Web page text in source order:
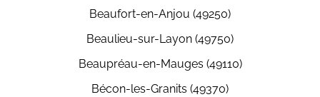
Beaufort-en-Anjou (49250)
Beaulieu-sur-Layon (49750)
Beaupréau-en-Mauges (49110)
Bécon-les-Granits (49370)